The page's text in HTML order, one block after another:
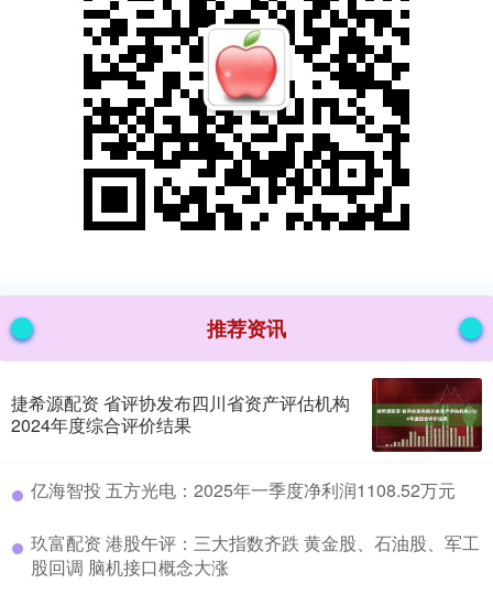
推荐资讯
捷希源配资 省评协发布四川省资产评估机构
2024年度综合评价结果
​亿海智投 五方光电：2025年一季度净利润1108.52万元
​玖富配资 港股午评：三大指数齐跌 黄金股、石油股、军工
股回调 脑机接口概念大涨